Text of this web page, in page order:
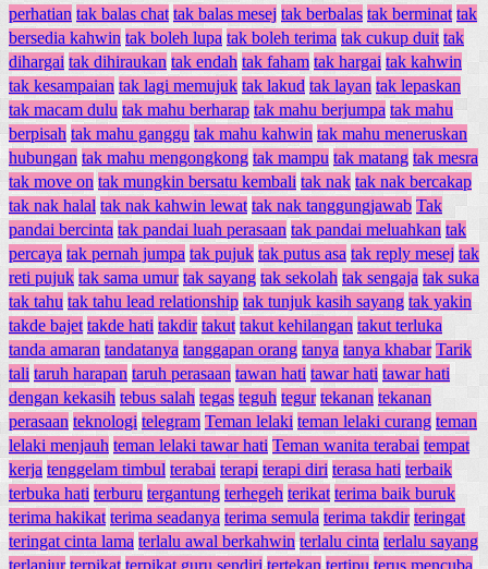
perhatian tak balas chat tak balas mesej tak berbalas tak berminat tak
bersedia kahwin tak boleh lupa tak boleh terima tak cukup duit tak
dihargai tak dihiraukan tak endah tak faham tak hargai tak kahwin
tak kesampaian tak lagi memujuk tak lakud tak layan tak lepaskan
tak macam dulu tak mahu berharap tak mahu berjumpa tak mahu
berpisah tak mahu ganggu tak mahu kahwin tak mahu meneruskan
hubungan tak mahu mengongkong tak mampu tak matang tak mesra
tak move on tak mungkin bersatu kembali tak nak tak nak bercakap
tak nak halal tak nak kahwin lewat tak nak tanggungjawab Tak
pandai bercinta tak pandai luah perasaan tak pandai meluahkan tak
percaya tak pernah jumpa tak pujuk tak putus asa tak reply mesej tak
reti pujuk tak sama umur tak sayang tak sekolah tak sengaja tak suka
tak tahu tak tahu lead relationship tak tunjuk kasih sayang tak yakin
takde bajet takde hati takdir takut takut kehilangan takut terluka
tanda amaran tandatanya tanggapan orang tanya tanya khabar Tarik
tali taruh harapan taruh perasaan tawan hati tawar hati tawar hati
dengan kekasih tebus salah tegas teguh tegur tekanan tekanan
perasaan teknologi telegram Teman lelaki teman lelaki curang teman
lelaki menjauh teman lelaki tawar hati Teman wanita terabai tempat
kerja tenggelam timbul terabai terapi terapi diri terasa hati terbaik
terbuka hati terburu tergantung terhegeh terikat terima baik buruk
terima hakikat terima seadanya terima semula terima takdir teringat
teringat cinta lama terlalu awal berkahwin terlalu cinta terlalu sayang